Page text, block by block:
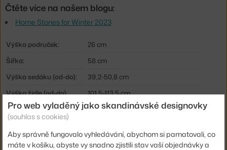
Čtěte více na našem blogu:
Home Stories for Winter 2023
Výška područek:
26 cm
Šířka:
58 cm
Výška sedáku (od-do):
39,2-50,8 cm
Výška židle (od-do):
101,5-113,5 cm
Hloubka sedáku (od-do): 58,5-72,5 cm
Barva:
krémová
Pro web vyladěný jako skandinávské designovky
(souhlas s cookies)
Aby správně fungovalo vyhledávání, abychom si pamatovali, co
máte v košíku, abyste vy snadno zjistili stav vaší objednávky a